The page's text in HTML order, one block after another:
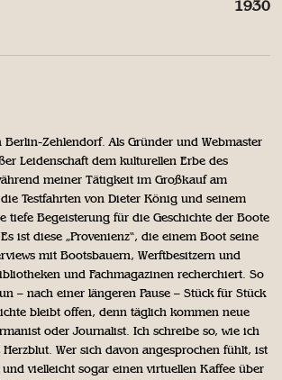
1930
Zehlendorf. Als Gründer und Webmaster
Leidenschaft dem kulturellen Erbe des
meiner Tätigkeit im Großkauf am
Testfahrten von Dieter König und seinem
tiefe Begeisterung für die Geschichte der Boote
ist diese „Provenienz“, die einem Boot seine
mit Bootsbauern, Werftbesitzern und
und Fachmagazinen recherchiert. So
– nach einer längeren Pause – Stück für Stück
bleibt offen, denn täglich kommen neue
oder Journalist. Ich schreibe so, wie ich
Wer sich davon angesprochen fühlt, ist
vielleicht sogar einen virtuellen Kaffee über